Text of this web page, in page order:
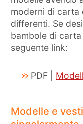
moderni di carta
differenti. Se
bambole di
seguente link:
PDF |
Modelle e